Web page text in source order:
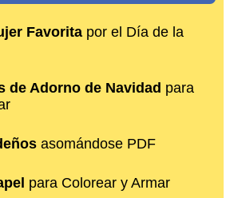
Favorita por el Día de la
de Adorno de Navidad para
asomándose PDF
para Colorear y Armar